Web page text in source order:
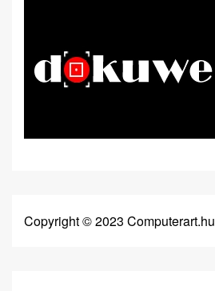
Copyright © 2023 Computerart.hu